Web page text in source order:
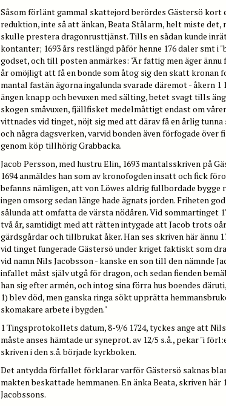
Såsom förlänt gammal skattejord berördes Gästersö kort
reduktion, inte så att änkan, Beata Stålarm, helt miste det,
skulle prestera dragonrusttjänst. Tills en sådan kunde
kontanter; 1693 års restlängd påför henne 176 daler smt i
godset, och till posten anmärkes: "Är fattig men äger
år omöjligt att få en bonde som åtog sig den skatt kronan
mantal fastän ägorna ingalunda svarade däremot - åkern
ängen knapp och bevuxen med sälting, betet svagt tills
skogen småvuxen, fjällfisket medelmåttigt endast om
vittnades vid tinget, nöjt sig med att därav få en årlig
och några dagsverken, varvid bonden även förfogade över
genom köp tillhörig Grabbacka.
Jacob Persson, med hustru Elin, 1693 mantalsskriven på
1694 anmäldes han som av kronofogden insatt och fick
befanns nämligen, att von Löwes aldrig fullbordade bygge
ingen omsorg sedan länge hade ägnats jorden. Friheten
sålunda att omfatta de värsta nödåren. Vid sommartinget
två år, samtidigt med att rätten intygade att Jacob trots
gärdsgårdar och tillbrukat åker. Han ses skriven här ännu
vid tinget fungerade Gästersö under kriget faktiskt som
vid namn Nils Jacobsson - kanske en son till den nämnde
infallet måst själv utgå för dragon, och sedan fienden
han sig efter armén, och intog sina förra hus boendes
1) blev död, men ganska ringa sökt upprätta
skomakare arbete i bygden."
1 Tingsprotokollets datum, 8-9/6 1724, tyckes ange att
måste anses hämtade ur syneprot. av 12/5 s.å., pekar "i
skriven i den s.å. började kyrkboken.
Det antydda förfallet förklarar varför Gästersö saknas
makten beskattade hemmanen. En änka Beata, skriven här
Jacobssons.